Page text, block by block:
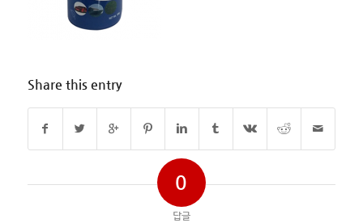
Share this entry
0
답글